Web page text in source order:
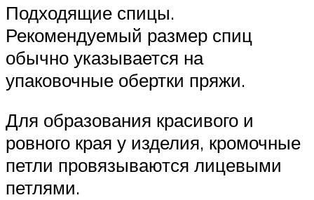
Подходящие спицы.
Рекомендуемый размер спиц
обычно указывается на
упаковочные обертки пряжи.
Для образования красивого и
ровного края у изделия, кромочные
петли провязываются лицевыми
петлями.